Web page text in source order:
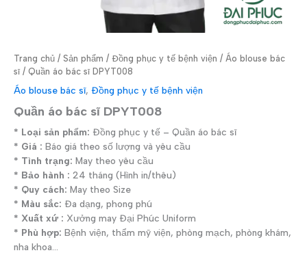
Trang chủ / Sản phẩm / Đồng phục y tế bệnh viện / Áo blouse bác
sĩ / Quần áo bác sĩ DPYT008
Áo blouse bác sĩ, Đồng phục y tế bệnh viện
Quần áo bác sĩ DPYT008
* Loại sản phẩm: Đồng phục y tế – Quần áo bác sĩ
* Giá : Báo giá theo số lượng và yêu cầu
* Tình trạng: May theo yêu cầu
* Bảo hành : 24 tháng (Hình in/thêu)
* Quy cách: May theo Size
* Màu sắc: Đa dạng, phong phú
* Xuất xứ : Xưởng may Đại Phúc Uniform
* Phù hợp: Bệnh viện, thẩm mỹ viện, phòng mạch, phòng khám,
nha khoa…